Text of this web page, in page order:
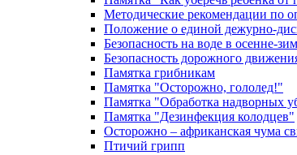
Методические рекомендации по
Положение о единой дежурно-
Безопасность на воде в осенне-
Безопасность дорожного
Памятка грибникам
Памятка "Осторожно, гололед!"
Памятка "Обработка надворных
Памятка "Дезинфекция колодцев"
Осторожно – африканская чума
Птичий грипп